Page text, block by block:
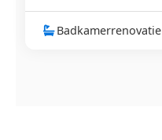
Badkamerrenovatie